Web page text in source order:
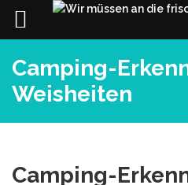
Camping-
Weisheiten
Camping-